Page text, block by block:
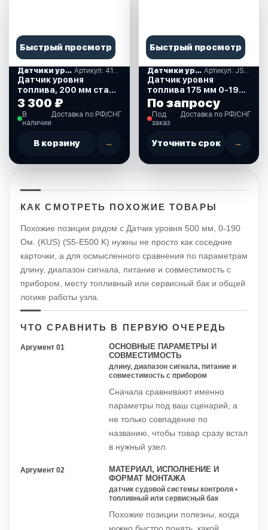
Быстрый просмотр
Датчики уровня жидкости
Датчик уровня
топлива, 200 мм сталь
(410085)
3 300 ₽
В
наличии
Доставка по РФ/СНГ
В корзину →
Быстрый просмотр
Датчики уровня жидкости Артикул: JS60056
Датчик уровня
топлива 175 мм 0-190
Ом (ЕВРО)
нержавеющий
(JS60056)
По запросу
Под
заказ
Доставка по РФ/СНГ
Уточнить срок →
КАК СМОТРЕТЬ ПОХОЖИЕ ТОВАРЫ
Похожие позиции рядом с Датчик уровня 500 мм, 0-190
Ом. (KUS) (S5-E500 K) нужны не просто как соседние
карточки, а для осмысленного сравнения по параметрам
длину, диапазон сигнала, питание и совместимость с
прибором, месту топливный или сервисный бак и общей
логике работы узла.
ЧТО СРАВНИТЬ В ПЕРВУЮ ОЧЕРЕДЬ
Аргумент 01
ОСНОВНЫЕ ПАРАМЕТРЫ И
СОВМЕСТИМОСТЬ
длину, диапазон сигнала, питание и
совместимость с прибором
Сначала сравнивают именно
параметры под ваш сценарий, а
не только совпадение по
названию, чтобы товар сразу встал
в нужный узел.
Аргумент 02
МАТЕРИАЛ, ИСПОЛНЕНИЕ И
ФОРМАТ МОНТАЖА
датчик судовой системы контроля •
топливный или сервисный бак
Похожие позиции полезны, когда